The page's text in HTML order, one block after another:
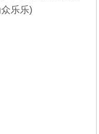
乐乐)